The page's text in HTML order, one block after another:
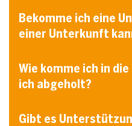
Bekomme ich eine
einer Unterkunft
Wie komme ich in
ich abgeholt?
Gibt es